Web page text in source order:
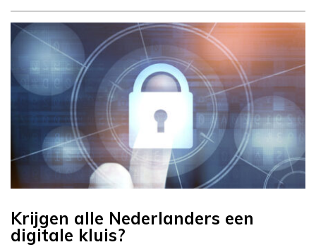
Krijgen alle Nederlanders een
digitale kluis?